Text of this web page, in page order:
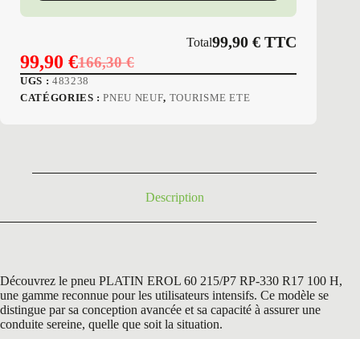
Total99,90€ TTC
166,30€
Le
prix
99,90 €Le
prix
UGS : 483238
CATÉGORIES :PNEU NEUF, TOURISME ETE
Description
Découvrez le pneu PLATIN EROL 60 215/P7 RP-330 R17 100 H,
une gamme reconnue pour les utilisateurs intensifs. Ce modèle se
distingue par sa conception avancée et sa capacité à assurer une
conduite sereine, quelle que soit la situation.